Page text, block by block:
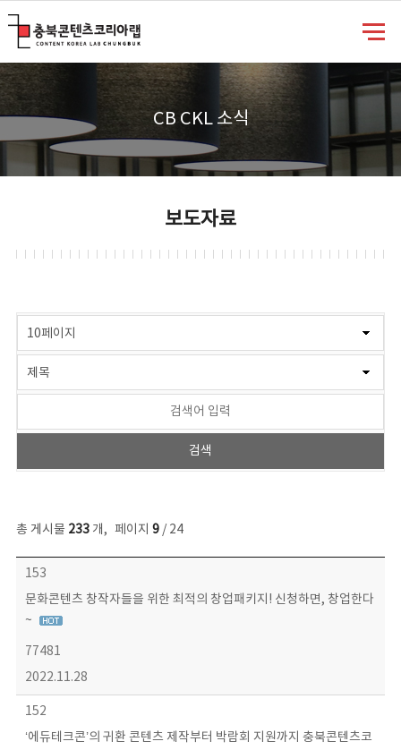
CB CKL 소식
보도자료
총 게시물 233개, 페이지 9/ 24
보도자료 목록 - 번호, 제목, 작성자, 파일, 조회수, 작성일 정보 제공
153
문화콘텐츠 창작자들을 위한 최적의 창업패키지! 신청하면, 창업한다
~
77481
2022.11.28
152
‘에듀테크콘’의 귀환 콘텐츠 제작부터 박람회 지원까지 충북콘텐츠코